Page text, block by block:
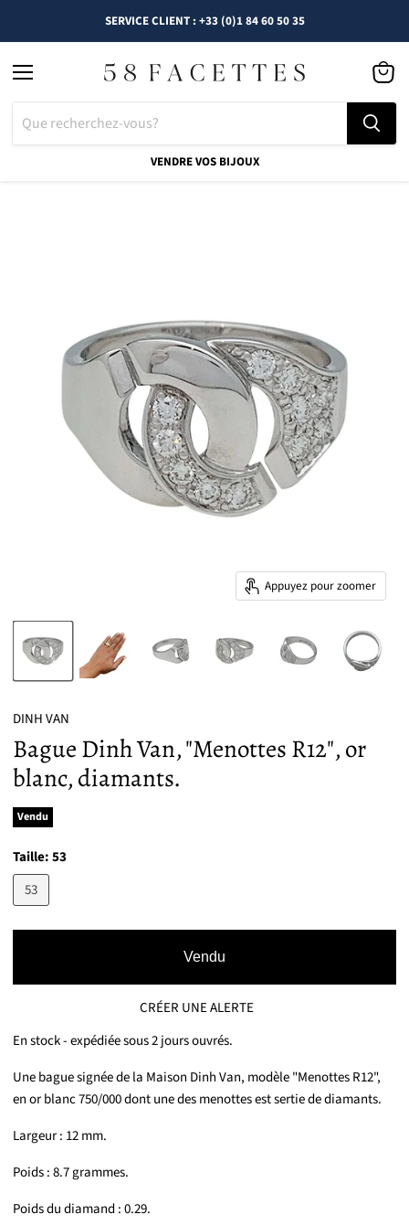
SERVICE CLIENT : +33 (0)1 84 60 50 35
VENDRE VOS BIJOUX
le
panier
Appuyez pour zoomer
DINH VAN
Bague Dinh Van, "Menottes R12", or
blanc, diamants.
Vendu
Taille:53
53
Vendu
CRÉER UNE ALERTE
En stock - expédiée sous 2 jours ouvrés.
Une bague signée de la Maison Dinh Van, modèle "Menottes R12",
en or blanc 750/000 dont une des menottes est sertie de diamants.
Largeur : 12 mm.
Poids : 8.7 grammes.
Poids du diamand : 0.29.